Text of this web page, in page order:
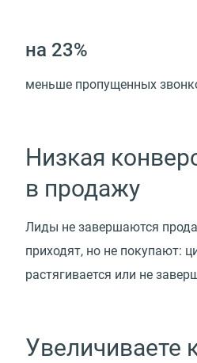
на 23%
меньше пропущенных
Низкая
в продажу
Лиды не завершаются
приходят, но не покупают:
растягивается или не
Увеличиваете